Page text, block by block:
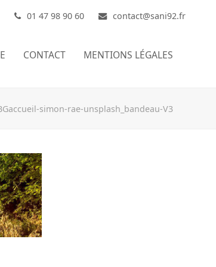
01 47 98 90 60 contact@sani92.fr
CONTACT MENTIONS LÉGALES
simon-rae-unsplash_bandeau-V3